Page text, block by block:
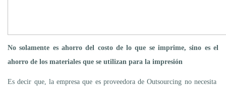
No solamente es ahorro del costo de lo que se imprime, sino es el
ahorro de los materiales que se utilizan para la impresión
Es decir que, la empresa que es proveedora de Outsourcing no necesita